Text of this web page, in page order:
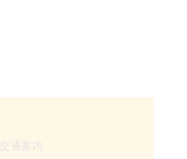
交通案内